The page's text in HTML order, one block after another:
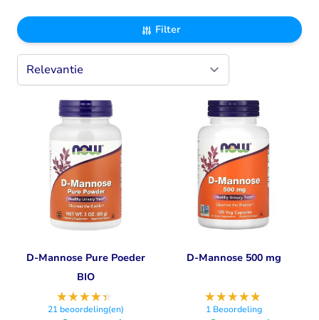
Filter
D-Mannose Pure Poeder
BIO
21 beoordeling(en)
D-Mannose 500 mg
1 Beoordeling